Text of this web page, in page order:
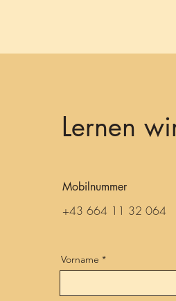
Lernen
Mobilnummer
+43 664 11 32 064
Vorname